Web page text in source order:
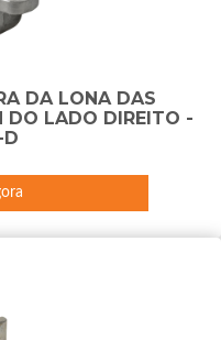
DA LONA DAS
DO LADO DIREITO -
D